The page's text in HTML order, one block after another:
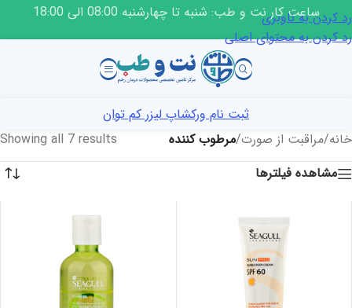
رد کردن به ناوبری
رد کردن به محتوای اصلی
ساعت کار نت و طب: شنبه تا چهارشنبه 08:00 الی 18:00
ثبت نام ورکشاپ لیزر کم توان
خانه/مراقبت از صورت/مرطوب کننده
Showing all 7 results
مشاهده فیلترها